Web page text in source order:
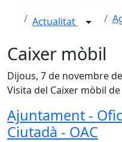
Actualitat
Caixer mòbil
Dijous, 7 de novembre
Visita del Caixer mòbil
Ajuntament -
Ciutadà - OAC